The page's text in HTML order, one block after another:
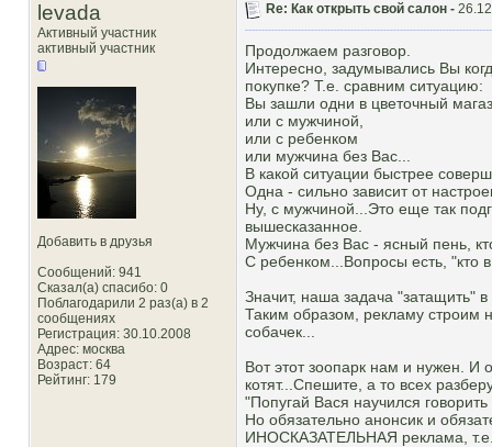
levada
Активный участник
активный участник
Добавить в друзья
Сообщений: 941
Сказал(а) спасибо: 0
Поблагодарили 2 раз(а) в 2
сообщениях
Регистрация: 30.10.2008
Адрес: москва
Возраст: 64
Рейтинг: 179
Re: Как открыть свой салон -
Продолжаем разговор.
Интересно, задумывались Вы
покупке? Т.е. сравним ситуацию:
Вы зашли одни в цветочный
или с мужчиной,
или с ребенком
или мужчина без Вас...
В какой ситуации быстрее
Одна - сильно зависит от
Ну, с мужчиной...Это еще так
вышесказанное.
Мужчина без Вас - ясный пень,
С ребенком...Вопросы есть, "кто
Значит, наша задача "затащить"
Таким образом, рекламу строим
собачек...
Вот этот зоопарк нам и нужен. И
котят...Спешите, а то всех
"Попугай Вася научился
Но обязательно анонсик и
ИНОСКАЗАТЕЛЬНАЯ реклама, т.е.